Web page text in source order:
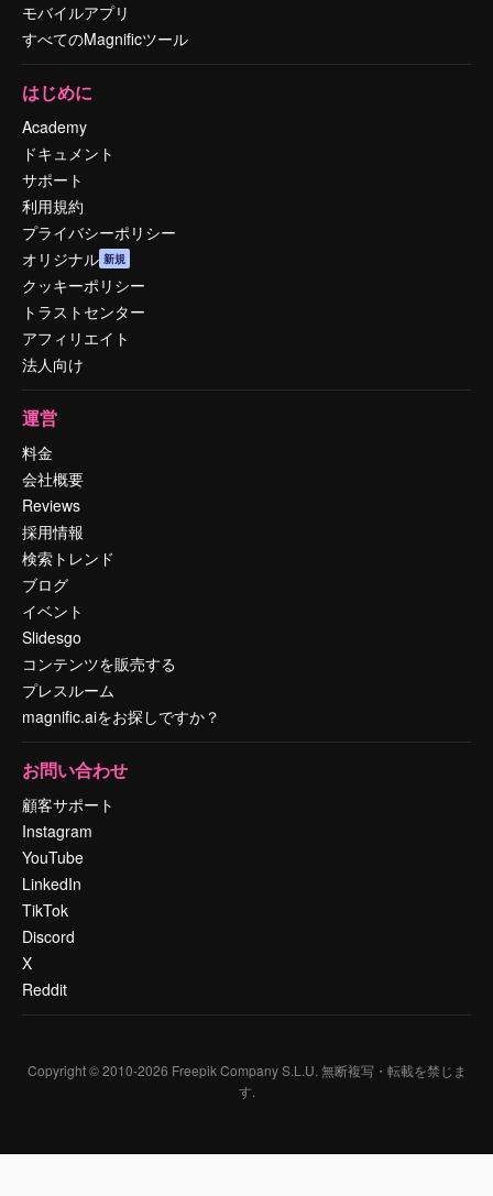
モバイルアプリ
すべてのMagnificツール
はじめに
Academy
ドキュメント
サポート
利用規約
プライバシーポリシー
オリジナル 新規
クッキーポリシー
トラストセンター
アフィリエイト
法人向け
運営
料金
会社概要
Reviews
採用情報
検索トレンド
ブログ
イベント
Slidesgo
コンテンツを販売する
プレスルーム
magnific.aiをお探しですか？
お問い合わせ
顧客サポート
Instagram
YouTube
LinkedIn
TikTok
Discord
X
Reddit
Copyright © 2010-2026 Freepik Company S.L.U. 無断複写・転載を禁じま
す.